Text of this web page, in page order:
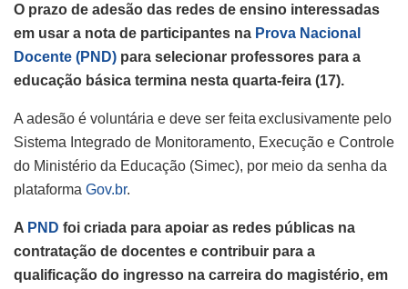
O prazo de adesão das redes de ensino interessadas
em usar a nota de participantes na Prova Nacional
Docente (PND) para selecionar professores para a
educação básica termina nesta quarta-feira (17).
A adesão é voluntária e deve ser feita exclusivamente pelo
Sistema Integrado de Monitoramento, Execução e Controle
do Ministério da Educação (Simec), por meio da senha da
plataforma Gov.br.
A PND foi criada para apoiar as redes públicas na
contratação de docentes e contribuir para a
qualificação do ingresso na carreira do magistério, em